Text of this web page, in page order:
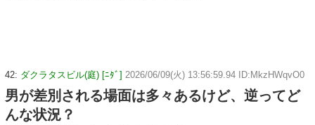
42: ダクラタスビル(庭) [ﾆﾀﾞ] 2026/06/09(火) 13:56:59.94 ID:MkzHWqvO0
男が差別される場面は多々あるけど、逆ってど
んな状況？